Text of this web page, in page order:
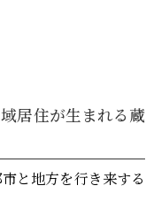
居住が生まれる蔵
と地方を行き来する